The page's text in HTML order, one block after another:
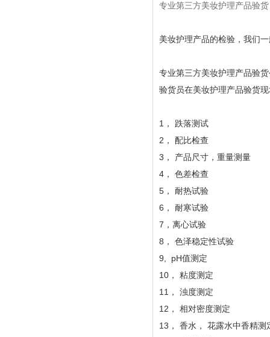
专业第三方美妆护理产品验货
美妆护理产品的检验，我们
专业第三方美妆护理产品验
验货员在美妆护理产品验货
1， 跌落测试
2， 配比检查
3， 产品尺寸，重量测量
4， 色差检查
5， 耐热试验
6， 耐寒试验
7，离心试验
8， 色泽稳定性试验
9, pH值测定
10， 粘度测定
11， 浊度测定
12， 相对密度测定
13， 香水， 花露水中香精测